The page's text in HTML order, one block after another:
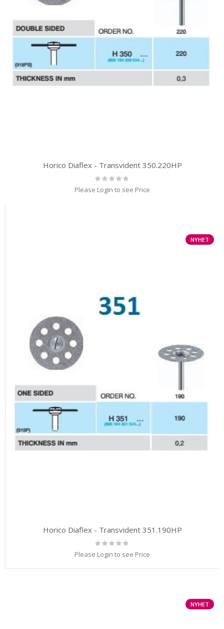
Horico Diaflex - Transvident 350.220HP
Rating:
0%
Please Login to see Price
NYHET
Horico Diaflex - Transvident 351.190HP
Rating:
0%
Please Login to see Price
NYHET